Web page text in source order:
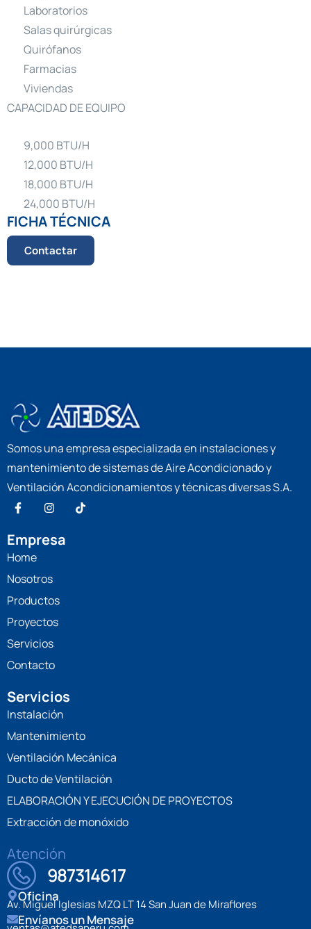
Laboratorios
Salas quirúrgicas
Quirófanos
Farmacias
Viviendas
CAPACIDAD DE EQUIPO
9,000 BTU/H
12,000 BTU/H
18,000 BTU/H
24,000 BTU/H
FICHA TÉCNICA
Contactar
Somos una empresa especializada en instalaciones y
mantenimiento de sistemas de Aire Acondicionado y
Ventilación Acondicionamientos y técnicas diversas S.A.
Empresa
Home
Nosotros
Productos
Proyectos
Servicios
Contacto
Servicios
Instalación
Mantenimiento
Ventilación Mecánica
Ducto de Ventilación
ELABORACIÓN Y EJECUCIÓN DE PROYECTOS
Extracción de monóxido
Atención
987314617
Oficina
Av. Miguel Iglesias MZQ LT 14 San Juan de Miraflores
Envíanos un Mensaje